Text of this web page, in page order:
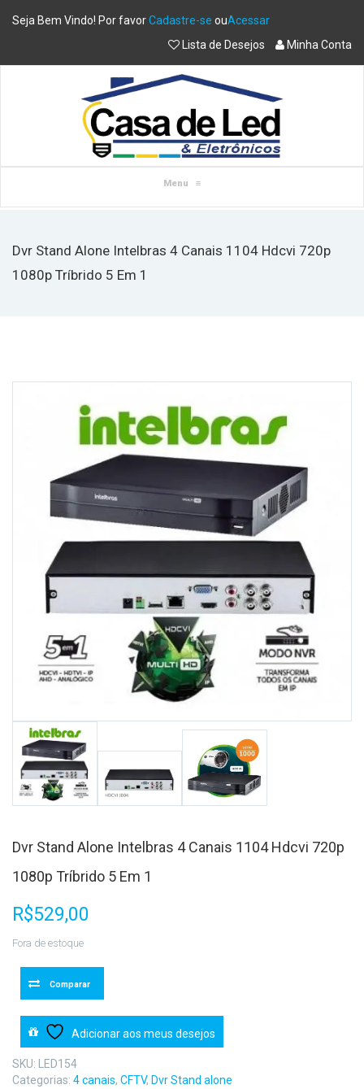
Seja Bem Vindo! Por favorCadastre-se ouAcessar
Lista de Desejos
Minha Conta
Menu ≡
Dvr Stand Alone Intelbras 4 Canais 1104 Hdcvi 720p
1080p Tríbrido 5 Em 1
Dvr Stand Alone Intelbras 4 Canais 1104 Hdcvi 720p
1080p Tríbrido 5 Em 1
R$529,00
Fora de estoque
Comparar
Adicionar aos meus desejos
SKU: LED154
Categorias: 4 canais, CFTV, Dvr Stand alone